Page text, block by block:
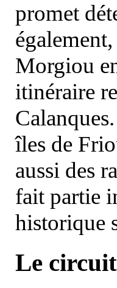
promet
Morgiou
itinéraire
îles de
aussi des
fait partie
historique
Le